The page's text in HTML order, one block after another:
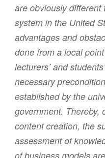
are obviously different
system in the United
advantages and
done from a local
lecturers’ and
necessary
established by the
government. Thereby,
content creation, the
assessment of
of business models